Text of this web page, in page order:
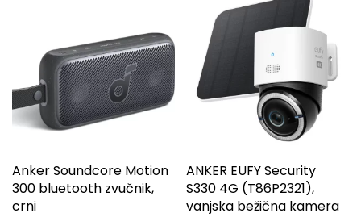
Anker Soundcore Motion
300 bluetooth zvučnik,
crni
ANKER EUFY Security
S330 4G (T86P2321),
vanjska bežična kamera